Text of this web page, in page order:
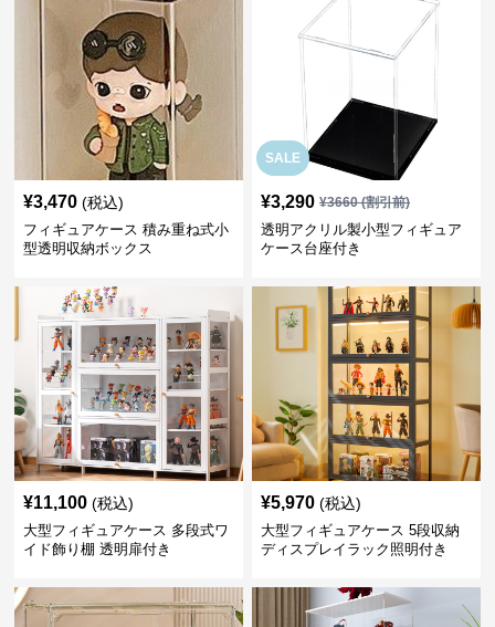
¥3,470 (税込)
フィギュアケース 積み重ね式小
型透明収納ボックス
SALE
¥3,290 ¥3660(割引前)
透明アクリル製小型フィギュア
ケース台座付き
¥11,100 (税込)
大型フィギュアケース 多段式ワ
イド飾り棚 透明扉付き
¥5,970 (税込)
大型フィギュアケース 5段収納
ディスプレイラック照明付き